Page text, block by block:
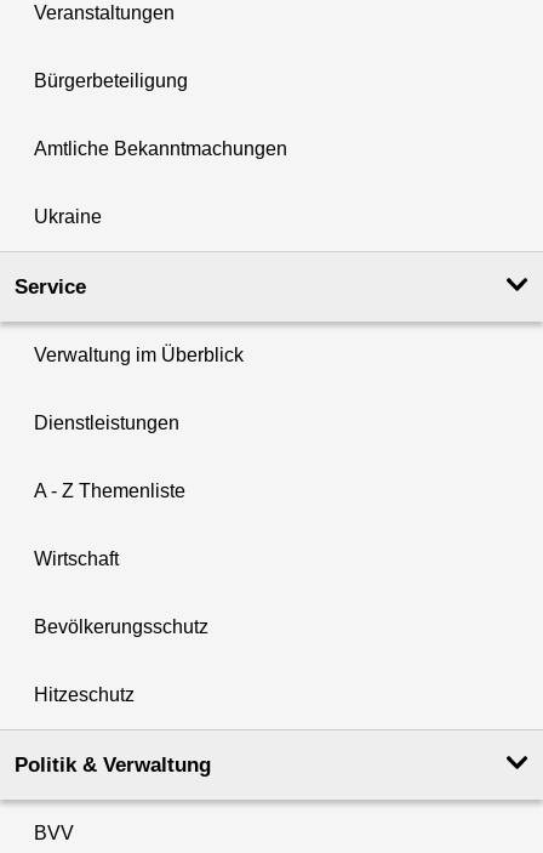
Veranstaltungen
Bürgerbeteiligung
Amtliche Bekanntmachungen
Ukraine
Service
Verwaltung im Überblick
Dienstleistungen
A - Z Themenliste
Wirtschaft
Bevölkerungsschutz
Hitzeschutz
Politik & Verwaltung
BVV